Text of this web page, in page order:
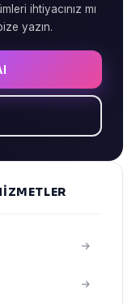
ihtiyacınız mı
yazın.